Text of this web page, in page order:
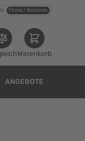
Firma / Behörde
Warenkorb
ANGEBOTE